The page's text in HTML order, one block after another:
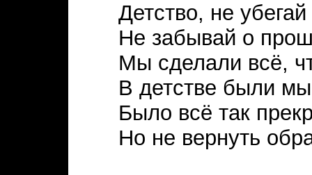
Детство, не
Не забывай о
Мы сделали всё,
В детстве были
Было всё так
Но не вернуть